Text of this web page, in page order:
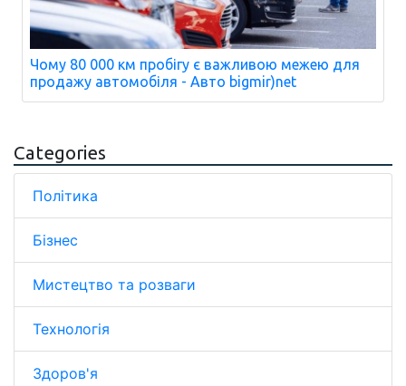
Чому 80 000 км пробігу є важливою межею для
продажу автомобіля - Авто bigmir)net
Categories
Політика
Бізнес
Мистецтво та розваги
Технологія
Здоров'я